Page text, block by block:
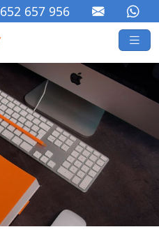
652 657 956